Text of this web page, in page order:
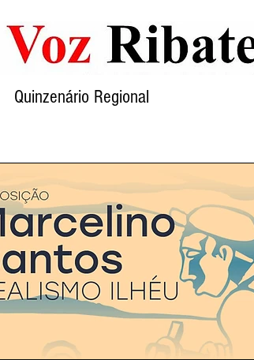
Quinzenário Regional